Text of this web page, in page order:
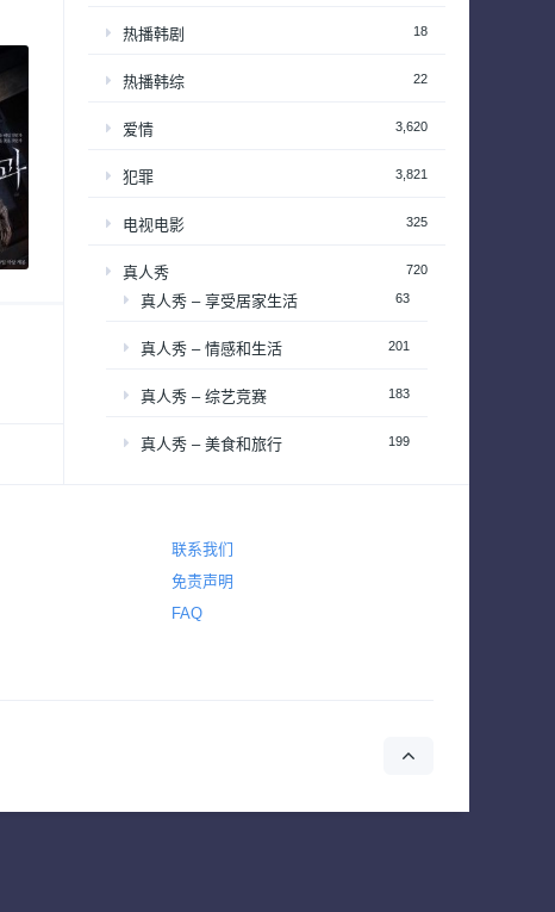
热播韩剧 18
热播韩综 22
爱情 3,620
犯罪 3,821
电视电影 325
真人秀 720
真人秀 – 享受居家生活 63
真人秀 – 情感和生活 201
真人秀 – 综艺竞赛 183
真人秀 – 美食和旅行 199
科幻与奇幻
联系我们
免责声明
FAQ